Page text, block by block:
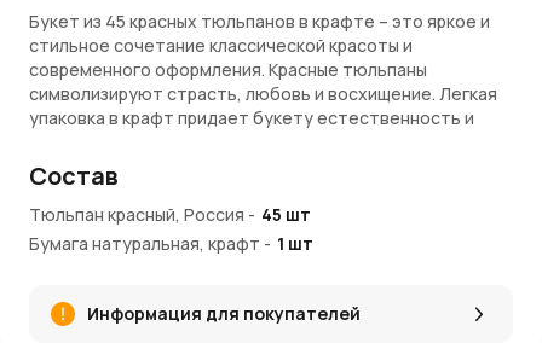
Букет из 45 красных тюльпанов в крафте – это яркое и
стильное сочетание классической красоты и
современного оформления. Красные тюльпаны
символизируют страсть, любовь и восхищение. Легкая
упаковка в крафт придает букету естественность и
любого случая.
Символика букета
Красные тюльпаны – это символ страстной любви и
прекрасным выбором для тех, кто хочет выразить свои
чувства искренне и прямо. Тюльпаны всегда
Состав
Тюльпан красный, Россия - 45 шт
Бумага натуральная, крафт - 1 шт
Информация для покупателей